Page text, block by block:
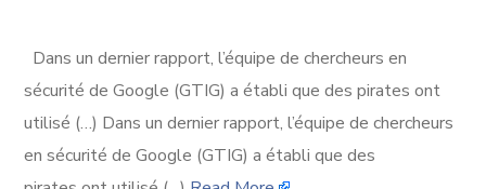
Dans un dernier rapport, l’équipe de chercheurs en
sécurité de Google (GTIG) a établi que des pirates ont
utilisé (…) Dans un dernier rapport, l’équipe de chercheurs
en sécurité de Google (GTIG) a établi que des